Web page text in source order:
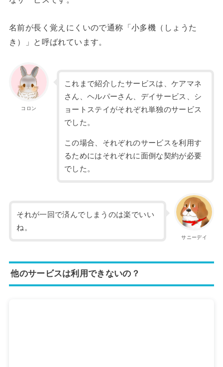
名前が長く覚えにくいので通称「小多機（しょうた
き）」と呼ばれています。
コロン
これまで紹介したサービスは、ケアマネ
さん、ヘルパーさん、デイサービス、シ
ョートステイがそれぞれ単独のサービス
でした。
この場合、それぞれのサービスを利用す
るためにはそれぞれに面倒な契約が必要
でした。
サニーデイ
それが一回で済んでしまうのは楽でいい
ね。
他のサービスは利用できないの？